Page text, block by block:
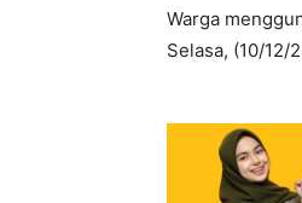
Warga
Selasa, (10/12/